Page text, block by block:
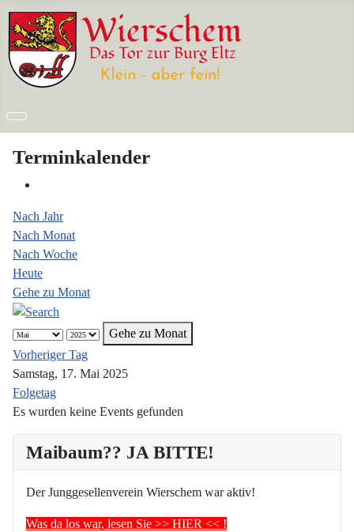
Maibaum?? JA BITTE!
Der Junggesellenverein Wierschem war aktiv!
Was da los war, lesen Sie >> HIER << !
Terminkalender
Nach Jahr
Nach Monat
Nach Woche
Heute
Gehe zu Monat
Gehe zu Monat
Vorheriger Tag
Samstag, 17. Mai 2025
Folgetag
Es wurden keine Events gefunden